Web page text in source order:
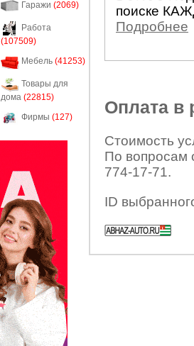
Гаражи (2069)
Работа
(107509)
Мебель (41253)
Товары для
дома (22815)
Фирмы (127)
поиске
Подробнее
Оплата в
Стоимость
По вопросам
774-17-71.
ID